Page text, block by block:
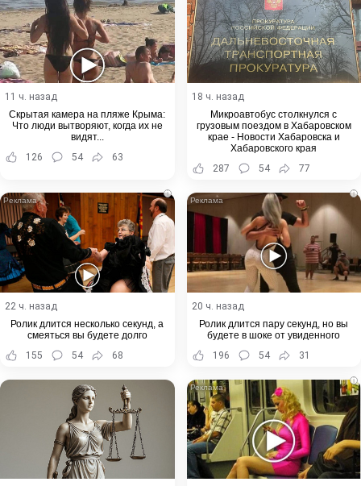
11 ч. назад
Скрытая камера на пляже Крыма:
Что люди вытворяют, когда их не
видят...
126
54 63
18 ч. назад
Микроавтобус столкнулся с
грузовым поездом в Хабаровском
крае - Новости Хабаровска и
Хабаровского края
287
54 77
i
22 ч. назад
Ролик длится несколько секунд, а
смеяться вы будете долго
155
54 68
i
20 ч. назад
Ролик длится пару секунд, но вы
будете в шоке от увиденного
196
54 31
i